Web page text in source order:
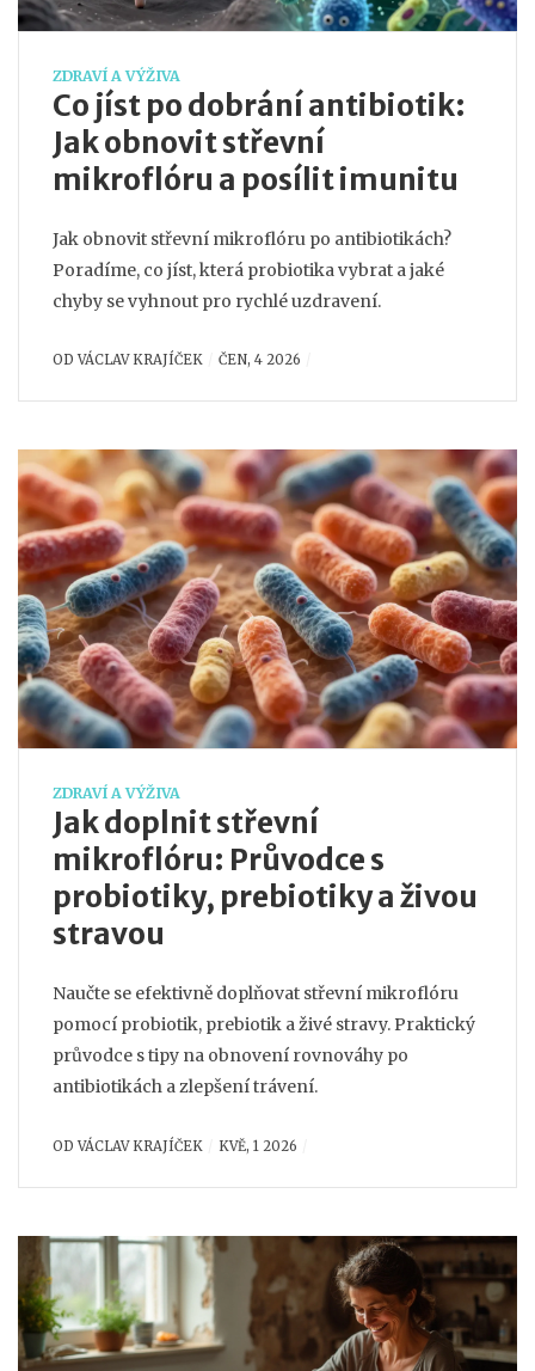
ZDRAVÍ A VÝŽIVA
Co jíst po dobrání antibiotik:
Jak obnovit střevní
mikroflóru a posílit imunitu
Jak obnovit střevní mikroflóru po antibiotikách?
Poradíme, co jíst, která probiotika vybrat a jaké
chyby se vyhnout pro rychlé uzdravení.
ODVÁCLAV KRAJÍČEK ČEN, 4 2026
ZDRAVÍ A VÝŽIVA
Jak doplnit střevní
mikroflóru: Průvodce s
probiotiky, prebiotiky a živou
stravou
Naučte se efektivně doplňovat střevní mikroflóru
pomocí probiotik, prebiotik a živé stravy. Praktický
průvodce s tipy na obnovení rovnováhy po
antibiotikách a zlepšení trávení.
ODVÁCLAV KRAJÍČEK KVĚ, 1 2026